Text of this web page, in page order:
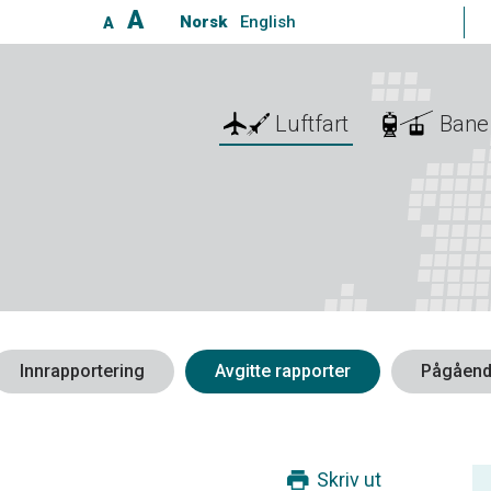
A A Norsk English
Luftfart Bane
Innrapportering Avgitte rapporter
Skriv ut